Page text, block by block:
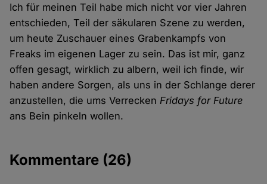
Ich für meinen Teil habe mich nicht vor vier Jahren
entschieden, Teil der säkularen Szene zu werden,
um heute Zuschauer eines Grabenkampfs von
Freaks im eigenen Lager zu sein. Das ist mir, ganz
offen gesagt, wirklich zu albern, weil ich finde, wir
haben andere Sorgen, als uns in der Schlange derer
anzustellen, die ums VerreckenFridays for Future
ans Bein pinkeln wollen.
Kommentare (26)